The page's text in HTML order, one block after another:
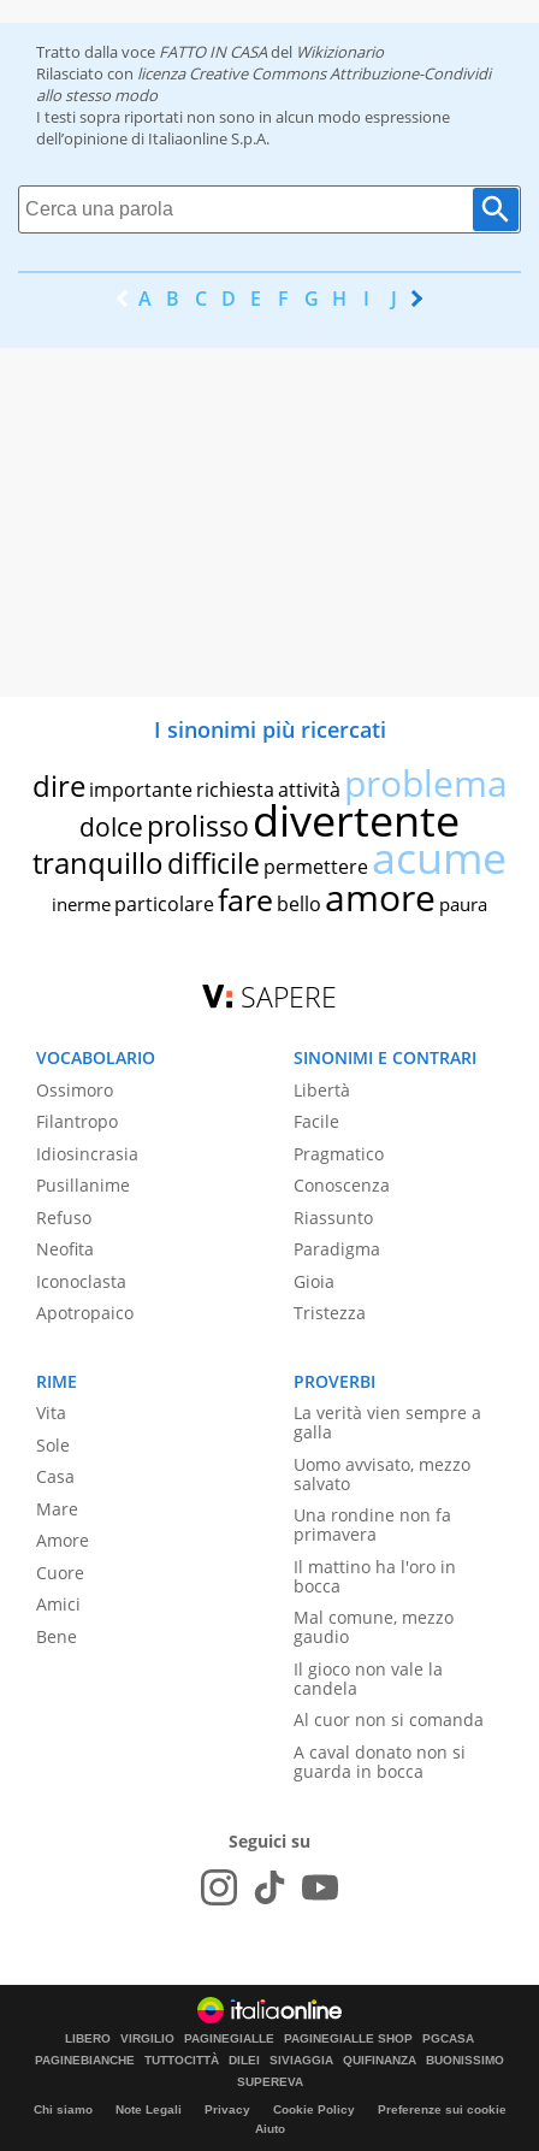
Tratto dalla voce FATTO IN CASAdel Wikizionario
Rilasciato con licenza Creative Commons Attribuzione-Condividi
allo stesso modo
I testi sopra riportati non sono in alcun modo espressione
dell’opinione di Italiaonline S.p.A.
A B C D E F G H I J K
I sinonimi più ricercati
dire importante richiestaattività problema
dolce prolissodivertente
tranquillodifficile permettereacume
inerme particolarefare bello amore paura
SAPERE
VOCABOLARIO
Ossimoro
Filantropo
Idiosincrasia
Pusillanime
Refuso
Neofita
Iconoclasta
Apotropaico
SINONIMI E CONTRARI
Libertà
Facile
Pragmatico
Conoscenza
Riassunto
Paradigma
Gioia
Tristezza
RIME
Vita
Sole
Casa
Mare
Amore
Cuore
Amici
Bene
PROVERBI
La verità vien sempre a
galla
Uomo avvisato, mezzo
salvato
Una rondine non fa
primavera
Il mattino ha l'oro in
bocca
Mal comune, mezzo
gaudio
Il gioco non vale la
candela
Al cuor non si comanda
A caval donato non si
guarda in bocca
Seguici su
LIBERO VIRGILIO PAGINEGIALLE PAGINEGIALLE SHOP
PGCASA
PAGINEBIANCHE
TUTTOCITTÀ DILEI SIVIAGGIA QUIFINANZA
BUONISSIMO
SUPEREVA
Chi siamo Note Legali Privacy Cookie Policy
Preferenze sui cookie
Aiuto